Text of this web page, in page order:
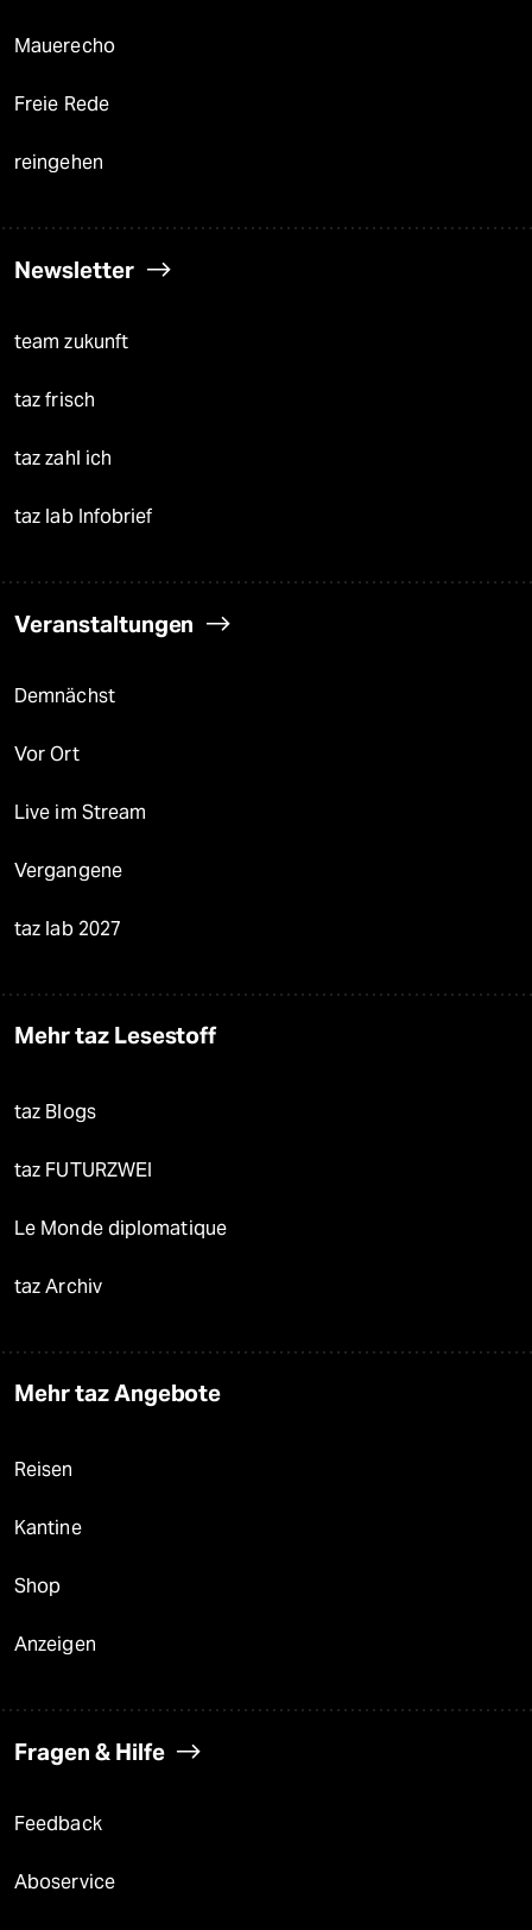
Mauerecho
Freie Rede
reingehen
Newsletter
team zukunft
taz frisch
taz zahl ich
taz lab Infobrief
Veranstaltungen
Demnächst
Vor Ort
Live im Stream
Vergangene
taz lab 2027
Mehr taz Lesestoff
taz Blogs
taz FUTURZWEI
Le Monde diplomatique
taz Archiv
Mehr taz Angebote
Reisen
Kantine
Shop
Anzeigen
Fragen & Hilfe
Feedback
Aboservice